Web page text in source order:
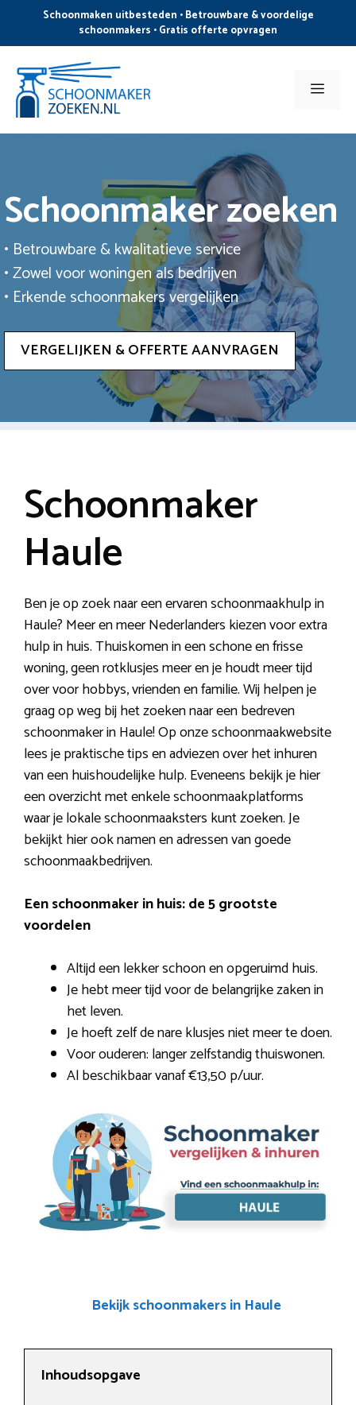
de
inhoud
Schoonmaken uitbesteden • Betrouwbare & voordelige
schoonmakers • Gratis offerte opvragen
Menu
Schoonmaker zoeken
• Betrouwbare & kwalitatieve service
• Zowel voor woningen als bedrijven
• Erkende schoonmakers vergelijken
VERGELIJKEN & OFFERTE AANVRAGEN
Schoonmaker
Haule
Ben je op zoek naar een ervaren schoonmaakhulp in
Haule? Meer en meer Nederlanders kiezen voor extra
hulp in huis. Thuiskomen in een schone en frisse
woning, geen rotklusjes meer en je houdt meer tijd
over voor hobbys, vrienden en familie. Wij helpen je
graag op weg bij het zoeken naar een bedreven
schoonmaker in Haule! Op onze schoonmaakwebsite
lees je praktische tips en adviezen over het inhuren
van een huishoudelijke hulp. Eveneens bekijk je hier
een overzicht met enkele schoonmaakplatforms
waar je lokale schoonmaaksters kunt zoeken. Je
bekijkt hier ook namen en adressen van goede
schoonmaakbedrijven.
Een schoonmaker in huis: de 5 grootste
voordelen
Altijd een lekker schoon en opgeruimd huis.
Je hebt meer tijd voor de belangrijke zaken in
het leven.
Je hoeft zelf de nare klusjes niet meer te doen.
Voor ouderen: langer zelfstandig thuiswonen.
Al beschikbaar vanaf €13,50 p/uur.
Bekijk schoonmakers in Haule
Inhoudsopgave